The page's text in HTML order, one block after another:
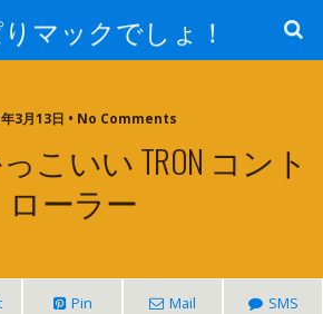
マックでしょ！
3月13日 • No Comments
こいい TRON コント
ローラー
Pin Mail SMS